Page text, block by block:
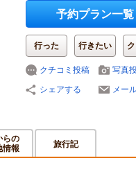
予約プラン一覧
行った 行きたい
クチコミ投稿
写真
シェアする
メー
らの
情報
旅行記